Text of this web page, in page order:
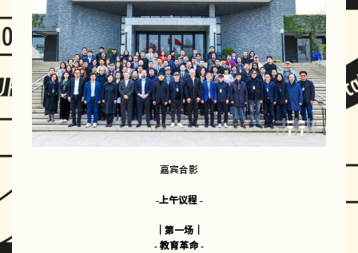
嘉宾合影
-上午议程 -
｜第一场｜
- 教育革命 -